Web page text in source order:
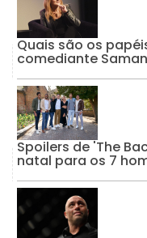
Quais são os
comediante
Spoilers de 'The
natal para os 7